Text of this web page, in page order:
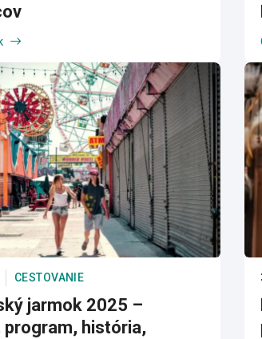
CESTOVANIE
jarmok 2025 –
história,